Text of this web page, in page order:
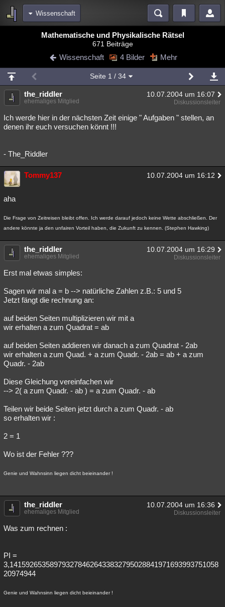
Wissenschaft
Blogs Videos
Chat Wiki Neuigkeiten
meine Rubriken
Menschen Wissenschaft Mystery Kriminalfälle
Spiritualität Verschwörungen Technologie Ufologie
weitere Rubriken
Philosophie Träume Orte Esoterik Literatur
Astronomie
Übersichten
Lesenswert Schlüsselwörter
Mathematische und Physikalische Rätsel
671 Beiträge
Wissenschaft 4 Bilder Mehr
Seite 1 / 34
the_riddler 10.07.2004 um 16:07
ehemaliges Mitglied Diskussionsleiter
Ich werde hier in der nächsten Zeit einige " Aufgaben " stellen, an
denen ihr euch versuchen könnt !!!
- The_Riddler
Tommy137 10.07.2004 um 16:12
aha
Die Frage von Zeitreisen bleibt offen. Ich werde darauf jedoch keine Wette abschließen. Der
andere könnte ja den unfairen Vorteil haben, die Zukunft zu kennen. (Stephen Hawking)
the_riddler 10.07.2004 um 16:29
ehemaliges Mitglied Diskussionsleiter
Erst mal etwas simples:
Sagen wir mal a = b --> natürliche Zahlen z.B.: 5 und 5
Jetzt fängt die rechnung an:
auf beiden Seiten multiplizieren wir mit a
wir erhalten a zum Quadrat = ab
auf beiden Seiten addieren wir danach a zum Quadrat - 2ab
wir erhalten a zum Quad. + a zum Quadr. - 2ab = ab + a zum
Quadr. - 2ab
Diese Gleichung vereinfachen wir
--> 2( a zum Quadr. - ab ) = a zum Quadr. - ab
Teilen wir beide Seiten jetzt durch a zum Quadr. - ab
so erhalten wir :
2 = 1
Wo ist der Fehler ???
Genie und Wahnsinn liegen dicht beieinander !
the_riddler 10.07.2004 um 16:36
ehemaliges Mitglied Diskussionsleiter
Was zum rechnen :
PI =
3,1415926535897932784626433832795028841971693993751058
20974944
Genie und Wahnsinn liegen dicht beieinander !